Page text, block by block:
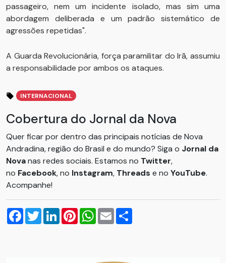
passageiro, nem um incidente isolado, mas sim uma
abordagem deliberada e um padrão sistemático de
agressões repetidas".
A Guarda Revolucionária, força paramilitar do Irã, assumiu
a responsabilidade por ambos os ataques.
INTERNACIONAL
Cobertura do Jornal da Nova
Quer ficar por dentro das principais notícias de Nova
Andradina, região do Brasil e do mundo? Siga o Jornal da
Novanas redes sociais. Estamos no Twitter,
no Facebook, no Instagram, Threads e no YouTube.
Acompanhe!
Facebook
TwitterLinkedInPinterestWhatsApp
Email